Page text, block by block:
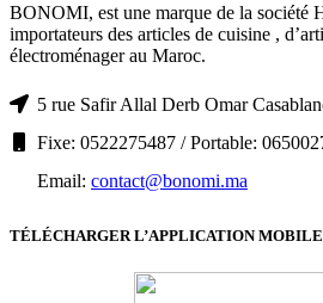
BONOMI, est une marque de la société
importateurs des articles de cuisine ,
électroménager au Maroc.
5 rue Safir Allal Derb Omar
Fixe: 0522275487 / Portable:
Email: contact@bonomi.ma
TÉLÉCHARGER L’APPLICATION MOBILE